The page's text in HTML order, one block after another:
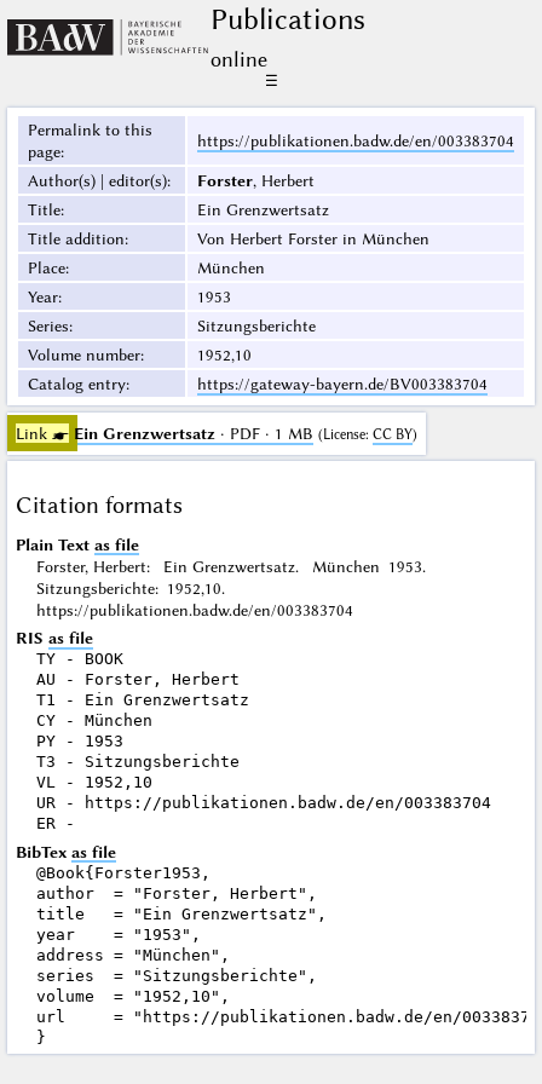
Publications
online
☰
Permalink to this
page:
https://publikationen.badw.de/en/003383704
Author(s) | editor(s): Forster, Herbert
Title:
Ein Grenzwertsatz
Title addition:
Von Herbert Forster in München
Place:
München
Year:
1953
Series:
Sitzungsberichte
Volume number:
1952,10
Catalog entry: https://gateway-bayern.de/BV003383704
Link ☛ Ein Grenzwertsatz · PDF · 1 MB (License: CC BY)
Citation formats
Plain Text as file
Forster, Herbert: Ein Grenzwertsatz. München 1953.
Sitzungsberichte: 1952,10.
https://publikationen.badw.de/en/003383704
RIS as file
TY - BOOK
AU - Forster, Herbert
T1 - Ein Grenzwertsatz
CY - München
PY - 1953
T3 - Sitzungsberichte
VL - 1952,10
UR - https://publikationen.badw.de/en/003383704
BibTex as file
@Book{Forster1953,
author  = "Forster, Herbert",
title   = "Ein Grenzwertsatz",
year    = "1953",
address = "München",
series  = "Sitzungsberichte",
volume  = "1952,10",
url     = "https://publikationen.badw.de/en/